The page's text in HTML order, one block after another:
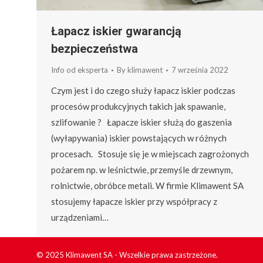
Łapacz iskier gwarancją
bezpieczeństwa
Info od eksperta Byklimawent 7 września 2022
Czym jest i do czego służy łapacz iskier podczas
procesów produkcyjnych takich jak spawanie,
szlifowanie ? Łapacze iskier służą do gaszenia
(wyłapywania) iskier powstających w różnych
procesach. Stosuje się je w miejscach zagrożonych
pożarem np. w leśnictwie, przemyśle drzewnym,
rolnictwie, obróbce metali. W firmie Klimawent SA
stosujemy łapacze iskier przy współpracy z
urządzeniami…
© 2025 Klimawent SA - Wszelkie prawa zastrzeżone.